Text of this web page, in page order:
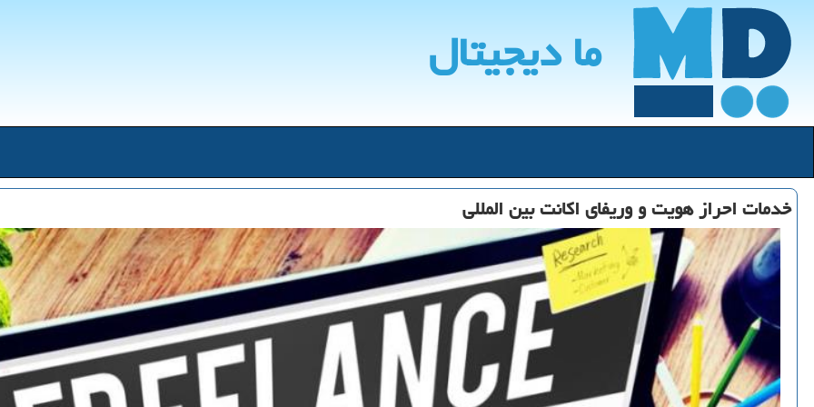
ما دیجیتال
خدمات احراز هویت و وریفای اكانت بین المللی